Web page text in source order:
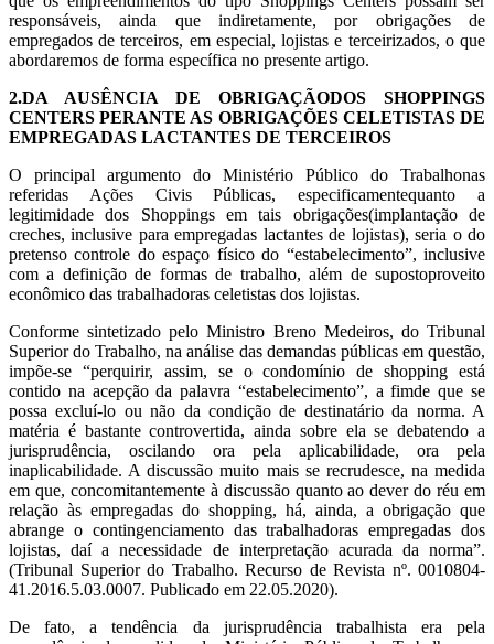
responsáveis, ainda que indiretamente, por obrigações de
empregados de terceiros, em especial, lojistas e terceirizados, o que
abordaremos de forma específica no presente artigo.
2.DA AUSÊNCIA DE OBRIGAÇÃODOS SHOPPINGS
CENTERS PERANTE AS OBRIGAÇÕES CELETISTAS DE
EMPREGADAS LACTANTES DE TERCEIROS
O principal argumento do Ministério Público do Trabalhonas
referidas Ações Civis Públicas, especificamentequanto a
legitimidade dos Shoppings em tais obrigações(implantação de
creches, inclusive para empregadas lactantes de lojistas), seria o do
pretenso controle do espaço físico do “estabelecimento”, inclusive
com a definição de formas de trabalho, além de supostoproveito
econômico das trabalhadoras celetistas dos lojistas.
Conforme sintetizado pelo Ministro Breno Medeiros, do Tribunal
Superior do Trabalho, na análise das demandas públicas em questão,
impõe-se “perquirir, assim, se o condomínio de shopping está
contido na acepção da palavra “estabelecimento”, a fimde que se
possa excluí-lo ou não da condição de destinatário da norma. A
matéria é bastante controvertida, ainda sobre ela se debatendo a
jurisprudência, oscilando ora pela aplicabilidade, ora pela
inaplicabilidade. A discussão muito mais se recrudesce, na medida
em que, concomitantemente à discussão quanto ao dever do réu em
relação às empregadas do shopping, há, ainda, a obrigação que
abrange o contingenciamento das trabalhadoras empregadas dos
lojistas, daí a necessidade de interpretação acurada da norma”.
(Tribunal Superior do Trabalho. Recurso de Revista nº. 0010804-
41.2016.5.03.0007. Publicado em 22.05.2020).
De fato, a tendência da jurisprudência trabalhista era pela